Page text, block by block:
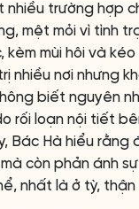
nhiều trường hợp
mệt mỏi vì tình
kèm mùi hôi và
nhiều nơi nhưng
biết nguyên
rối loạn nội tiết
Bác Hà hiểu rằng
còn phản ánh
nhất là ở tỳ, thận